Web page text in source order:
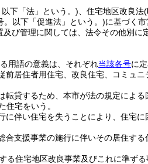
下「法」という。) 、住宅地区改良法(
。以下「促進法」という。)に基づく
び管理に関しては、法令その他別に
用語の意義は、それぞれ当該各号に
居住者用住宅、改良住宅、コミュ
貸するため、本市が法の規定によ
住宅をいう。
伴い住宅を失うことにより、住宅
支援事業の施行に伴いその居住する
住宅地区改良事業及びこれに準ず